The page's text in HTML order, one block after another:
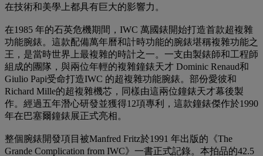
在技術和美學上都具有巨大的影響力。
在1985 年的石英危機期間，IWC 萬國錶開始打造首款超複雜
功能腕錶。這款配備萬年曆和計時功能的腕錶堪稱複雜功能之
王，是當時世界上最複雜的時計之一。一支由製錶師和工程師
組成的團隊，與兩位年輕的複雜鐘錶天才 Dominic Renaud和
Giulio Papi受命打造IWC 的超複雜功能腕錶。部份愛彼和
Richard Mille的超複雜機芯，同樣由這兩位鐘錶天才幕後製
作。經過五年潛心研發並獲得12項專利，這款鐘錶傑作於1990
年在巴塞爾鐘錶展正式亮相。
整個腕錶開發項目被Manfred Fritz於1991 年出版的《The
Grande Complication from IWC》一書正式記錄。本拍品的42.5